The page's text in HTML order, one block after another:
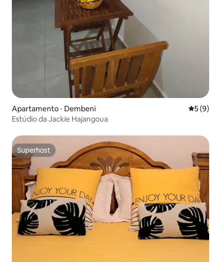
Apartamento ⋅ Dembeni 5 de
5 (9)
Estúdio da Jackie Hajangoua
Superhost
Superhost